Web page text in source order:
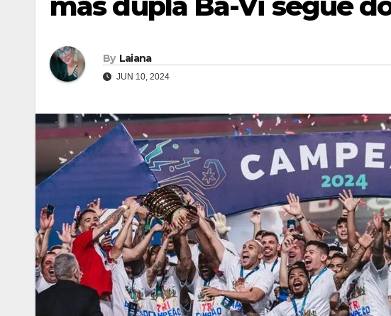
By Laiana
JUN 10, 2024